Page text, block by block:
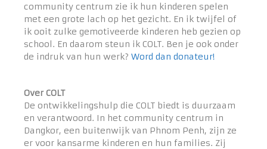
community centrum zie ik hun kinderen spelen
met een grote lach op het gezicht. En ik twijfel of
ik ooit zulke gemotiveerde kinderen heb gezien op
school. En daarom steun ik COLT. Ben je ook onder
de indruk van hun werk? Word dan donateur!
Over COLT
De ontwikkelingshulp die COLT biedt is duurzaam
en verantwoord. In het community centrum in
Dangkor, een buitenwijk van Phnom Penh, zijn ze
er voor kansarme kinderen en hun families. Zij